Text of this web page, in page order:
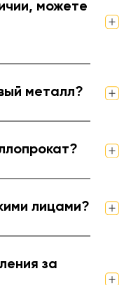
можете
металл?
лицами?
за